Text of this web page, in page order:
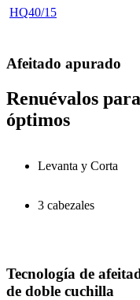
HQ40/15
Afeitado apurado
Renuévalos
óptimos
Levanta y Corta
3 cabezales
Tecnología de
de doble cuchilla